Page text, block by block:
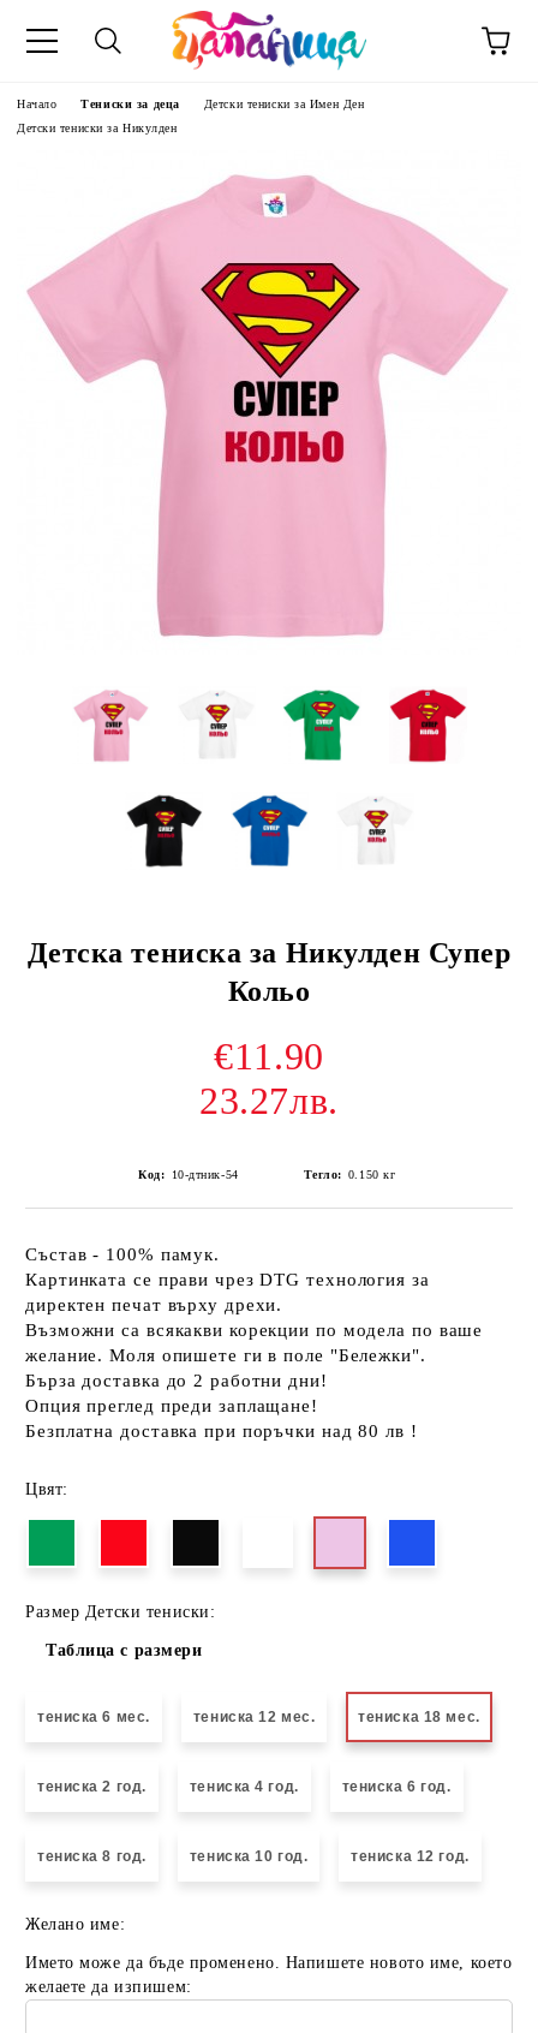
Начало Тениски за деца
Детски тениски за Имен Ден
Детски тениски за Никулден
Детска тениска за Никулден Супер
Кольо
€11.90
23.27лв.
Код: 10-дтник-54 Тегло: 0.150 кг
Състав - 100% памук.
Картинката се прави чрез DTG технология за
директен печат върху дрехи.
Възможни са всякакви корекции по модела по ваше
желание. Моля опишете ги в поле "Бележки".
Бърза доставка до 2 работни дни!
Опция преглед преди заплащане!
Безплатна доставка при поръчки над 80 лв !
Цвят:
Размер Детски тениски:
Таблица с размери
тениска 6 мес. тениска 12 мес. тениска 18 мес.
тениска 2 год. тениска 4 год. тениска 6 год.
тениска 8 год. тениска 10 год. тениска 12 год.
Желано име:
Името може да бъде променено. Напишете новото име, което
желаете да изпишем: